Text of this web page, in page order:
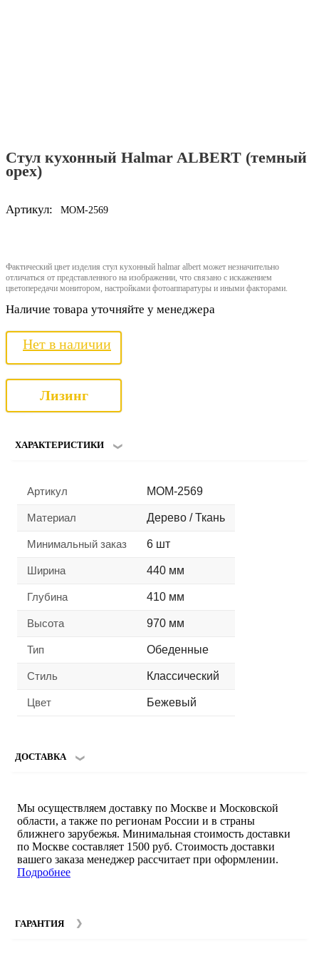
Стул кухонный Halmar ALBERT (темный
орех)
Артикул: MOM-2569
Фактический цвет изделия стул кухонный halmar albert может незначительно
отличаться от представленного на изображении, что связано с искажением
цветопередачи монитором, настройками фотоаппаратуры и иными факторами.
Наличие товара уточняйте у менеджера
Нет в наличии
Лизинг
ХАРАКТЕРИСТИКИ
Артикул MOM-2569
Материал Дерево / Ткань
Минимальный заказ 6 шт
Ширина 440 мм
Глубина 410 мм
Высота 970 мм
Тип Обеденные
Стиль Классический
Цвет Бежевый
ДОСТАВКА
Мы осуществляем доставку по Москве и Московской
области, а также по регионам России и в страны
ближнего зарубежья. Минимальная стоимость доставки
по Москве составляет 1500 руб. Стоимость доставки
вашего заказа менеджер рассчитает при оформлении.
Подробнее
ГАРАНТИЯ